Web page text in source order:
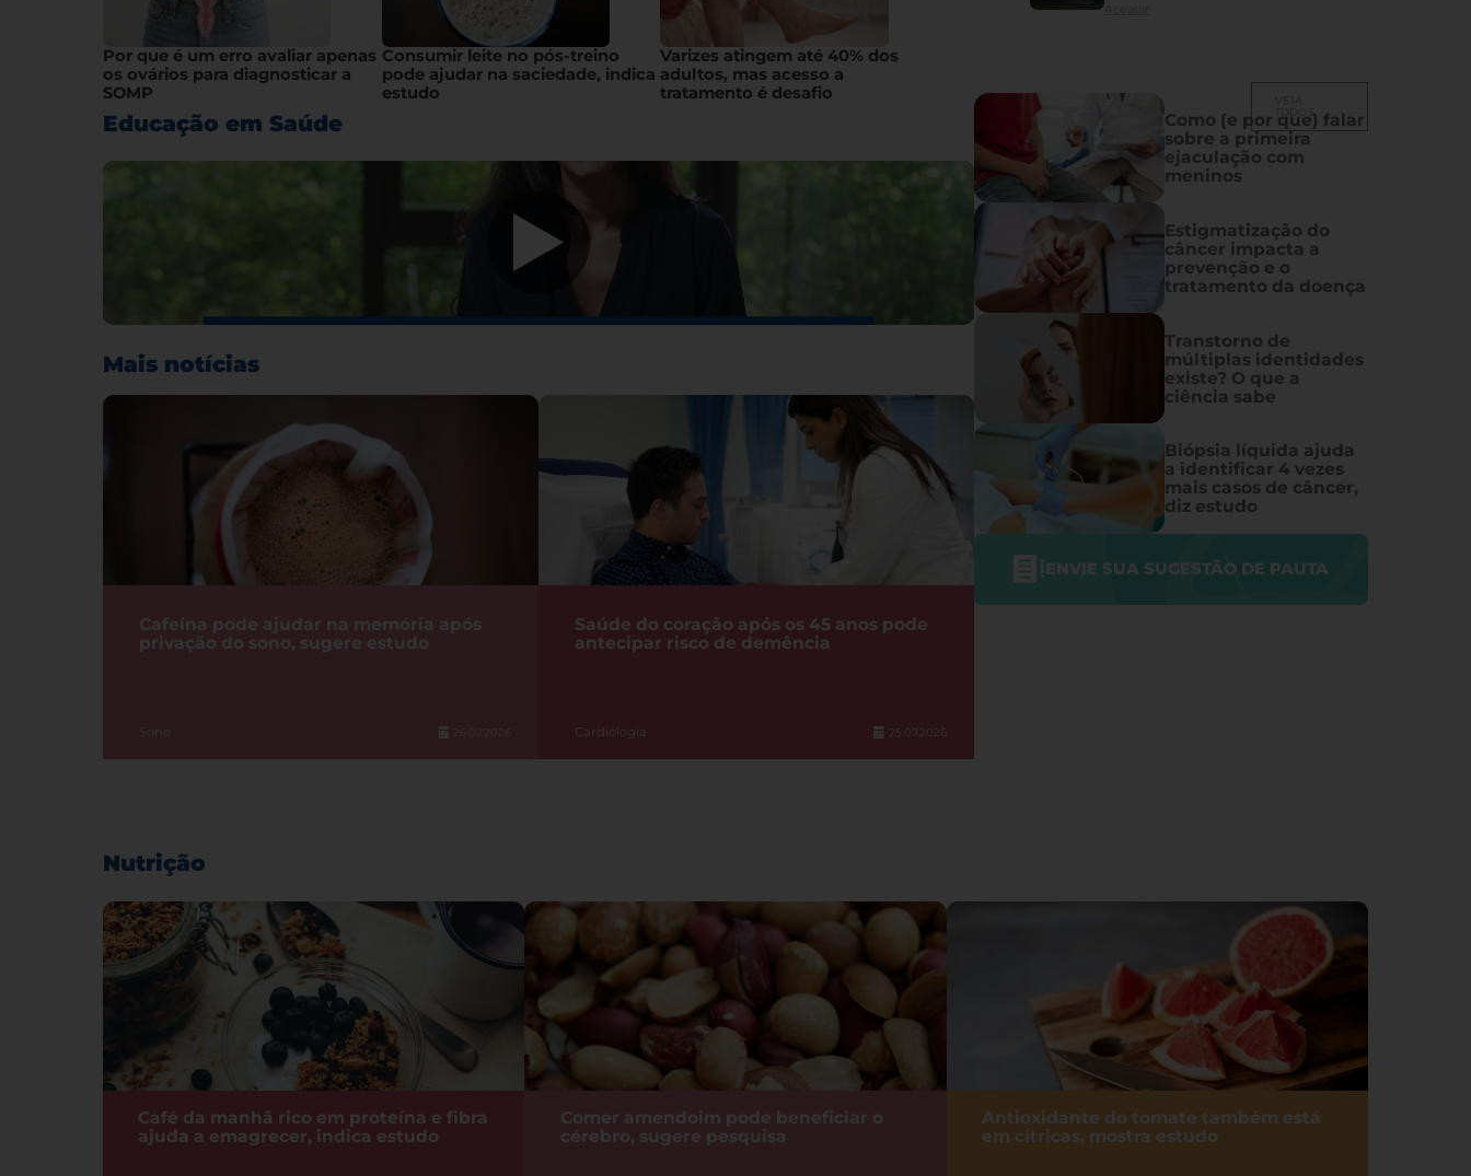
Por que é um erro avaliar apenas
os ovários para diagnosticar a
SOMP
Consumir leite no pós-treino
pode ajudar na saciedade, indica
estudo
Varizes atingem até 40% dos
adultos, mas acesso a
tratamento é desafio
Educação em Saúde
Mais notícias
Cafeína pode ajudar na memória após
privação do sono, sugere estudo
Sono 26.07.2026
Saúde do coração após os 45 anos pode
antecipar risco de demência
Cardiologia 25.07.2026
Acessar
TODOS
Como (e por que) falar
sobre a primeira
ejaculação com
meninos
Estigmatização do
câncer impacta a
prevenção e o
tratamento da doença
Transtorno de
múltiplas identidades
existe? O que a
ciência sabe
Biópsia líquida ajuda
a identificar 4 vezes
mais casos de câncer,
diz estudo
ENVIE SUA SUGESTÃO DE PAUTA
Nutrição
Café da manhã rico em proteína e fibra
ajuda a emagrecer, indica estudo
Comer amendoim pode beneficiar o
cérebro, sugere pesquisa
Antioxidante do tomate também está
em cítricas, mostra estudo